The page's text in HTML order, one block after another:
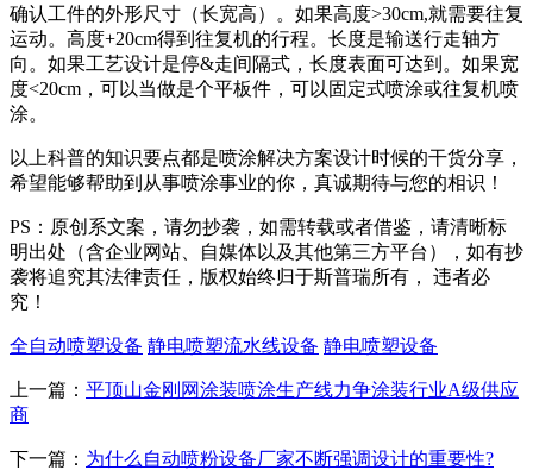
确认工件的外形尺寸（长宽高）。如果高度>30cm,就需要往复
运动。高度+20cm得到往复机的行程。长度是输送行走轴方
向。如果工艺设计是停&走间隔式，长度表面可达到。如果宽
度<20cm，可以当做是个平板件，可以固定式喷涂或往复机喷
涂。
以上科普的知识要点都是喷涂解决方案设计时候的干货分享，
希望能够帮助到从事喷涂事业的你，真诚期待与您的相识！
PS：原创系文案，请勿抄袭，如需转载或者借鉴，请清晰标
明出处（含企业网站、自媒体以及其他第三方平台），如有抄
袭将追究其法律责任，版权始终归于斯普瑞所有， 违者必
究！
全自动喷塑设备 静电喷塑流水线设备 静电喷塑设备
上一篇： 平顶山金刚网涂装喷涂生产线力争涂装行业A级供应
商
下一篇： 为什么自动喷粉设备厂家不断强调设计的重要性?